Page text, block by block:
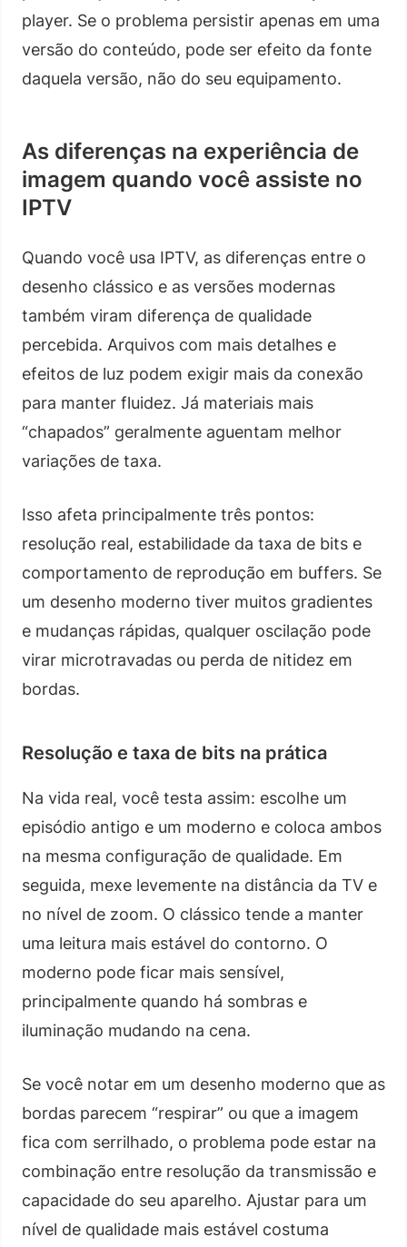
player. Se o problema persistir apenas em uma
versão do conteúdo, pode ser efeito da fonte
daquela versão, não do seu equipamento.
As diferenças na experiência de
imagem quando você assiste no
IPTV
Quando você usa IPTV, as diferenças entre o
desenho clássico e as versões modernas
também viram diferença de qualidade
percebida. Arquivos com mais detalhes e
efeitos de luz podem exigir mais da conexão
para manter fluidez. Já materiais mais
“chapados” geralmente aguentam melhor
variações de taxa.
Isso afeta principalmente três pontos:
resolução real, estabilidade da taxa de bits e
comportamento de reprodução em buffers. Se
um desenho moderno tiver muitos gradientes
e mudanças rápidas, qualquer oscilação pode
virar microtravadas ou perda de nitidez em
bordas.
Resolução e taxa de bits na prática
Na vida real, você testa assim: escolhe um
episódio antigo e um moderno e coloca ambos
na mesma configuração de qualidade. Em
seguida, mexe levemente na distância da TV e
no nível de zoom. O clássico tende a manter
uma leitura mais estável do contorno. O
moderno pode ficar mais sensível,
principalmente quando há sombras e
iluminação mudando na cena.
Se você notar em um desenho moderno que as
bordas parecem “respirar” ou que a imagem
fica com serrilhado, o problema pode estar na
combinação entre resolução da transmissão e
capacidade do seu aparelho. Ajustar para um
nível de qualidade mais estável costuma